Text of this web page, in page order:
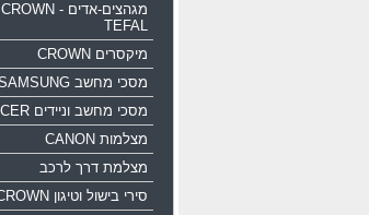
מגהצים-אדים CROWN -
TEFAL
מיקסרים CROWN
מסכי מחשב SAMSUNG
מסכי מחשב וניידים ACER
מצלמות CANON
מצלמת דרך לרכב
סירי בישול וטיגון CROWN